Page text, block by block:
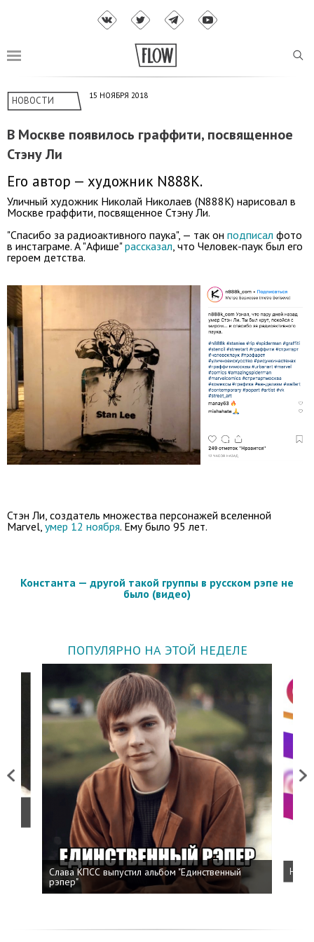
НОВОСТИ 15 НОЯБРЯ 2018
В Москве появилось граффити, посвященное
Стэну Ли
Его автор — художник N888K.
Уличный художник Николай Николаев (N888K) нарисовал в
Москве граффити, посвященное Стэну Ли.
"Спасибо за радиоактивного паука", — так он подписал фото
в инстаграме. А "Афише"рассказал , что Человек-паук был его
героем детства.
Стэн Ли, создатель множества персонажей вселенной
Marvel, умер 12 ноября. Ему было 95 лет.
Константа — другой такой группы в русском рэпе не
было (видео)
ПОПУЛЯРНО НА ЭТОЙ НЕДЕЛЕ
Previous
Слава КПСС выпустил альбом "Единственный
рэпер"
Next